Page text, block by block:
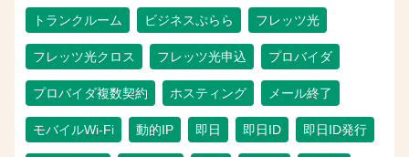
トランクルーム ビジネスぷらら フレッツ光
フレッツ光クロス フレッツ光申込 プロバイダ
プロバイダ複数契約 ホスティング メール終了
モバイルWi-Fi 動的IP 即日 即日ID 即日ID発行